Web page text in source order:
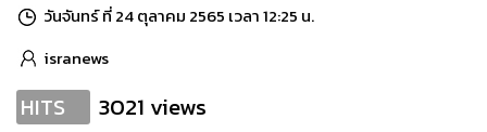
วันจันทร์ ที่ 24 ตุลาคม 2565 เวลา 12:25 น.
isranews
HITS 3021 views